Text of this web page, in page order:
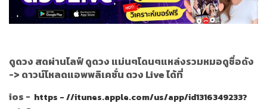
ดูดวง สดผ่านไลฟ์ ดูดวง แม่นๆโดนๆแหล่งรวมหมอดูชื่อดัง
-> ดาวน์โหลดแอพพลิเคชั่น ดวง Live ได้ที่
ios - https - //itunes.apple.com/us/app/id1316349233?